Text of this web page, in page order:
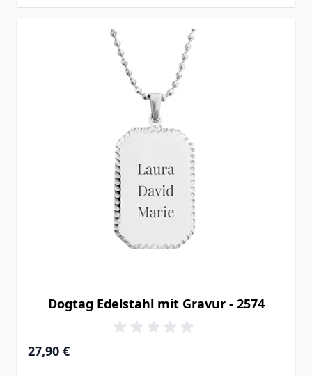
Dogtag Edelstahl mit Gravur - 2574
27,90 €